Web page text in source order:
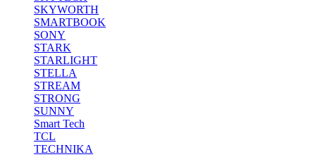
SKYWORTH
SMARTBOOK
SONY
STARK
STARLIGHT
STELLA
STREAM
STRONG
SUNNY
Smart Tech
TCL
TECHNIKA